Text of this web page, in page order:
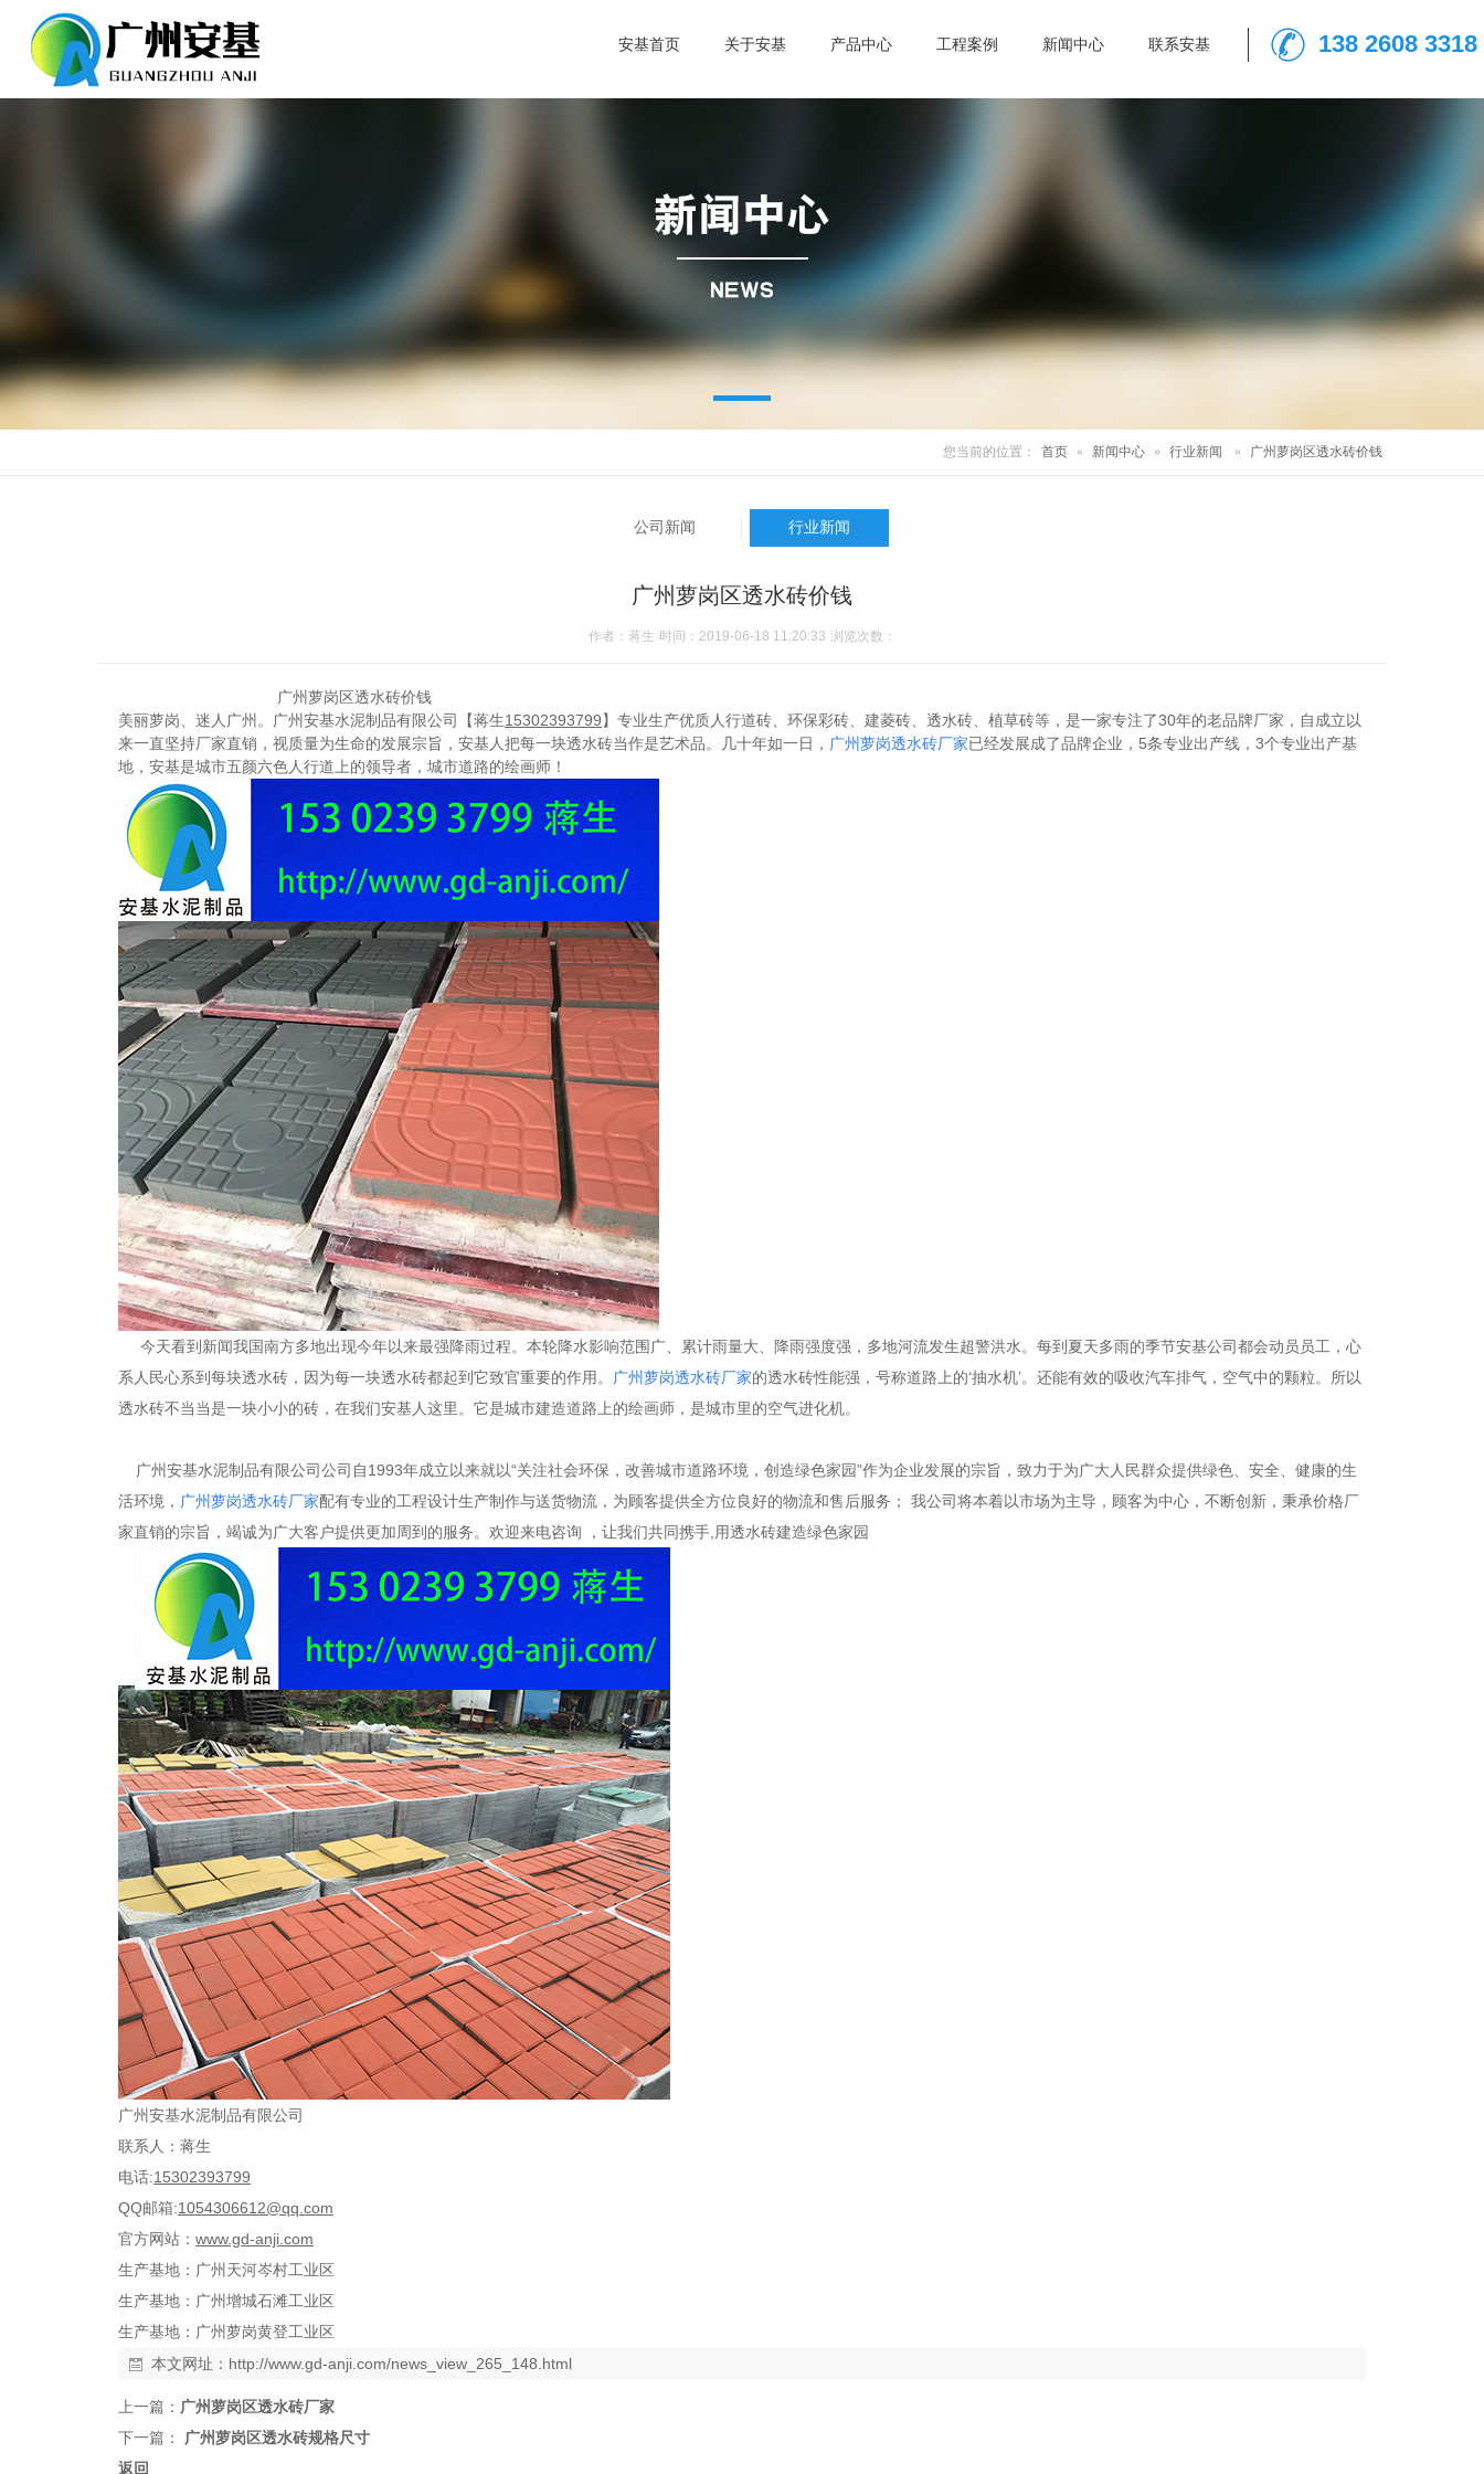
安基首页 关于安基 产品中心 工程案例 新闻中心 联系安基 138 2608 3318
您当前的位置： 首页 » 新闻中心 » 行业新闻 » 广州萝岗区透水砖价钱
公司新闻 行业新闻
广州萝岗区透水砖价钱
作者：蒋生 时间：2019-06-18 11:20:33 浏览次数：
广州萝岗区透水砖价钱
美丽萝岗、迷人广州。广州安基水泥制品有限公司【蒋生15302393799】专业生产优质人行道砖、环保彩砖、建菱砖、透水砖、植草砖等，是一家专注了30年的老品牌厂家，自成立以
来一直坚持厂家直销，视质量为生命的发展宗旨，安基人把每一块透水砖当作是艺术品。几十年如一日， 广州萝岗透水砖厂家已经发展成了品牌企业， 5条专业出产线， 3个专业出产基
地，安基是城市五颜六色人行道上的领导者，城市道路的绘画师！
今天看到新闻我国南方多地出现今年以来最强降雨过程。本轮降水影响范围广、累计雨量大、降雨强度强，多地河流发生超警洪水。每到夏天多雨的季节安基公司都会动员员工，心
系人民心系到每块透水砖，因为每一块透水砖都起到它致官重要的作用。
广州萝岗透水砖厂家的透水砖性能强，号称道路上的‘抽水机’。还能有效的吸收汽车排气，空气中的颗粒。所以
透水砖不当当是一块小小的砖，在我们安基人这里。它是城市建造道路上的绘画师，是城市里的空气进化机。
广州安基水泥制品有限公司公司自1993年成立以来就以“关注社会环保，改善城市道路环境，创造绿色家园”作为企业发展的宗旨，致力于为广大人民群众提供绿色、安全、健康的生
活环境， 广州萝岗透水砖厂家配有专业的工程设计生产制作与送货物流，为顾客提供全方位良好的物流和售后服务； 我公司将本着以市场为主导，顾客为中心，不断创新，秉承价格厂
家直销的宗旨，竭诚为广大客户提供更加周到的服务。欢迎来电咨询 ，让我们共同携手 用透水砖建造绿色家园
广州安基水泥制品有限公司
联系人：蒋生
电话:15302393799
QQ邮箱:1054306612@qq.com
官方网站： www.gd-anji.com
生产基地：广州天河岑村工业区
生产基地：广州增城石滩工业区
生产基地：广州萝岗黄登工业区
本文网址： http://www.gd-anji.com/news_view_265_148.html
上一篇： 广州萝岗区透水砖厂家
下一篇：
广州萝岗区透水砖规格尺寸
返回